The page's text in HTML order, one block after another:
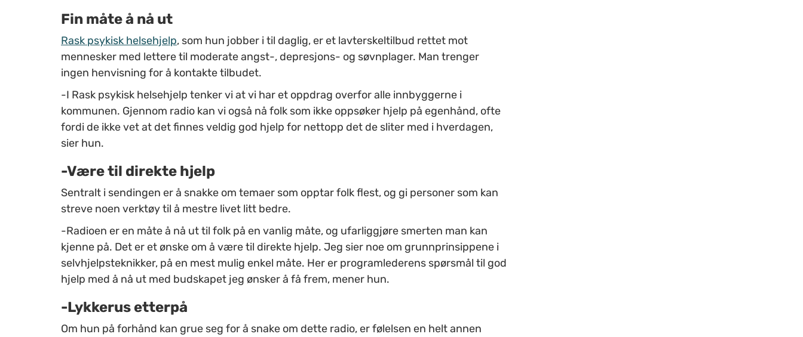
Fin måte å nå ut
Rask psykisk helsehjelp, som hun jobber i til daglig, er et lavterskeltilbud rettet mot
mennesker med lettere til moderate angst-, depresjons- og søvnplager. Man trenger
ingen henvisning for å kontakte tilbudet.
-I Rask psykisk helsehjelp tenker vi at vi har et oppdrag overfor alle innbyggerne i
kommunen. Gjennom radio kan vi også nå folk som ikke oppsøker hjelp på egenhånd, ofte
fordi de ikke vet at det finnes veldig god hjelp for nettopp det de sliter med i hverdagen,
sier hun.
-Være til direkte hjelp
Sentralt i sendingen er å snakke om temaer som opptar folk flest, og gi personer som kan
streve noen verktøy til å mestre livet litt bedre.
-Radioen er en måte å nå ut til folk på en vanlig måte, og ufarliggjøre smerten man kan
kjenne på. Det er et ønske om å være til direkte hjelp. Jeg sier noe om grunnprinsippene i
selvhjelpsteknikker, på en mest mulig enkel måte. Her er programlederens spørsmål til god
hjelp med å nå ut med budskapet jeg ønsker å få frem, mener hun.
-Lykkerus etterpå
Om hun på forhånd kan grue seg for å snake om dette radio, er følelsen en helt annen